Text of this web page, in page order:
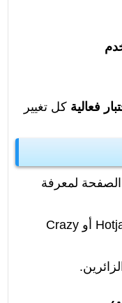
فعالية كل تغيير
لمعرفة
مع Hotjar أو Crazy